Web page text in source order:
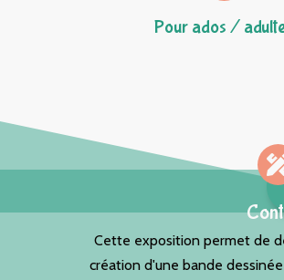
Pour ados /
Cette exposition permet de
création d'une bande